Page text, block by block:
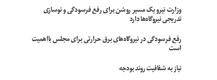
وزارت نیرو یک مسیر روشن برای رفع فرسودگی و نوسازی
تدریجی نیروگاه‌ها دارد
رفع فرسودگی در نیروگاه‌های برق حرارتی برای مجلس بااهمیت
است
نیاز به شفافیت روند بودجه